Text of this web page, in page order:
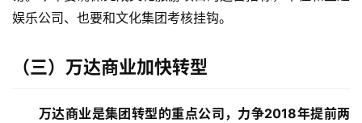
娱乐公司、也要和文化集团考核挂钩。
（三） 万达商业加快转型
万达商业是集团转型的重点公司，力争2018年提前两